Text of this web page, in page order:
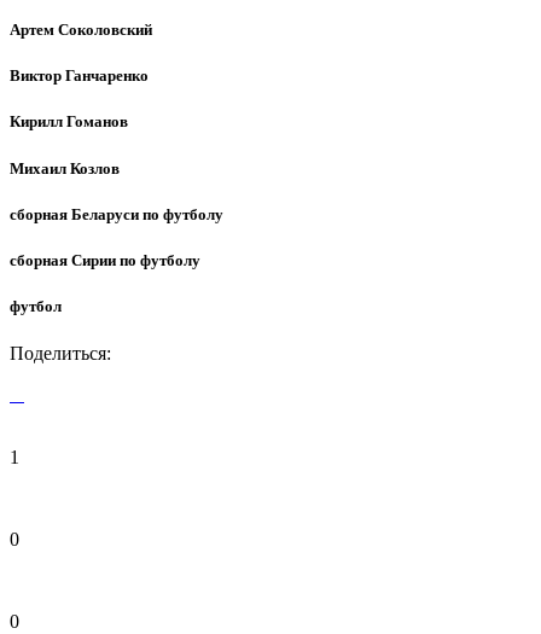
Артем Соколовский
Виктор Ганчаренко
Кирилл Гоманов
Михаил Козлов
сборная Беларуси по футболу
сборная Сирии по футболу
футбол
Поделиться:
1
0
0